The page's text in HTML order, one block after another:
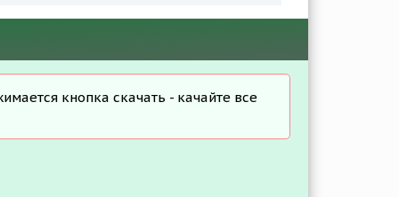
кнопка скачать - качайте все